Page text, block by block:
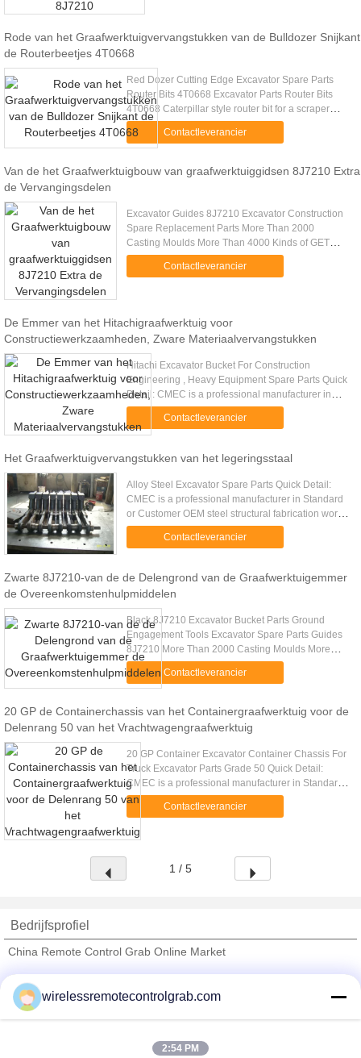
Rode van het Graafwerktuigvervangstukken van de Bulldozer Snijkant
de Routerbeetjes 4T0668
Red Dozer Cutting Edge Excavator Spare Parts
Router Bits 4T0668 Excavator Parts Router Bits
4T0668 Caterpillar style router bit for a scraper
Excavator Parts Router Bits 4T0668 A 406mm
Materiale HB500 B 41mm .....
Contactleverancier
Van de het Graafwerktuigbouw van graafwerktuiggidsen 8J7210 Extra
de Vervangingsdelen
Excavator Guides 8J7210 Excavator Construction
Spare Replacement Parts More Than 2000
Casting Moulds More Than 4000 Kinds of GET
Products Foundry For More Than 35 Years G.E.T.
For More Than 20 Years Our Main .....
Contactleverancier
De Emmer van het Hitachigraafwerktuig voor
Constructiewerkzaamheden, Zware Materiaalvervangstukken
Hitachi Excavator Bucket For Construction
Engineering , Heavy Equipment Spare Parts Quick
Detail: CMEC is a professional manufacturer in
Standard or Custom OEM Machinery & Metal Work
manufacturing. Professional ...
Contactleverancier
Het Graafwerktuigvervangstukken van het legeringsstaal
Alloy Steel Excavator Spare Parts Quick Detail:
CMEC is a professional manufacturer in Standard
or Customer OEM steel structural fabrication work
manufacturing. Big customer long time cooperation
experience ...Contactleverancier
Zwarte 8J7210-van de de Delengrond van de Graafwerktuigemmer
de Overeenkomstenhulpmiddelen
Black 8J7210 Excavator Bucket Parts Ground
Engagement Tools Excavator Spare Parts Guides
8J7210 More Than 2000 Casting Moulds More
Than 4000 Kinds of GET Products Our Main
Products: Excavator parts , Bucket ...
Contactleverancier
20 GP de Containerchassis van het Containergraafwerktuig voor de
Delenrang 50 van het Vrachtwagengraafwerktuig
20 GP Container Excavator Container Chassis For
Truck Excavator Parts Grade 50 Quick Detail:
CMEC is a professional manufacturer in Standard
or Customer OEM steel structural fabrication work
manufacturing. Big ...
Contactleverancier
1 / 5
Bedrijfsprofiel
China Remote Control Grab Online Market
Trust Seal
Verified Suplier
wirelessremotecontrolgrab.com
2:54 PM